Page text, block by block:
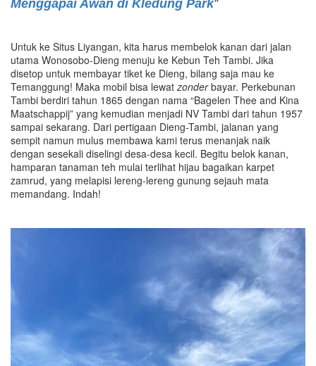
Menggapai Awan di Kledung Park”
Untuk ke Situs Liyangan, kita harus membelok kanan dari jalan
utama Wonosobo-Dieng menuju ke Kebun Teh Tambi. Jika
disetop untuk membayar tiket ke Dieng, bilang saja mau ke
Temanggung! Maka mobil bisa lewat zonderbayar. Perkebunan
Tambi berdiri tahun 1865 dengan nama “Bagelen Thee and Kina
Maatschappij” yang kemudian menjadi NV Tambi dari tahun 1957
sampai sekarang. Dari pertigaan Dieng-Tambi, jalanan yang
sempit namun mulus membawa kami terus menanjak naik
dengan sesekali diselingi desa-desa kecil. Begitu belok kanan,
hamparan tanaman teh mulai terlihat hijau bagaikan karpet
zamrud, yang melapisi lereng-lereng gunung sejauh mata
memandang. Indah!